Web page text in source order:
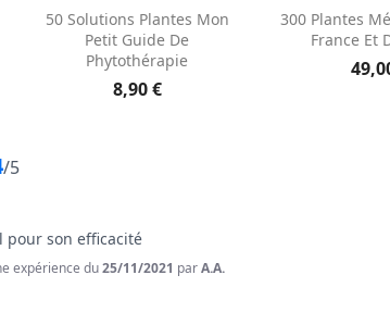
Aperçu rapide
50 Solutions Plantes Mon
Petit Guide De
Phytothérapie
8,90 €

300 Plantes
France Et
/5
pour son efficacité
expérience du25/11/2021 parA.A.